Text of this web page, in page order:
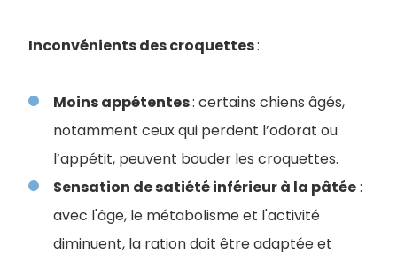
Inconvénients des croquettes:
Moins appétentes: certains chiens âgés,
notamment ceux qui perdent l’odorat ou
l’appétit, peuvent bouder les croquettes.
Sensation de satiété inférieur à la pâtée:
avec l'âge, le métabolisme et l'activité
diminuent, la ration doit être adaptée et